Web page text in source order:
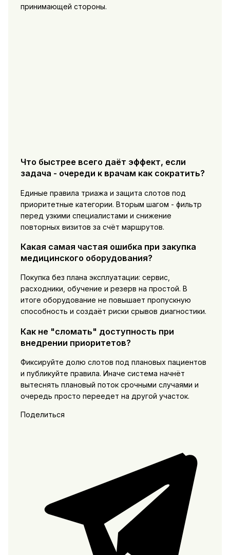
принимающей стороны.
Что быстрее всего даёт эффект, если
задача - очереди к врачам как сократить?
Единые правила триажа и защита слотов под
приоритетные категории. Вторым шагом - фильтр
перед узкими специалистами и снижение
повторных визитов за счёт маршрутов.
Какая самая частая ошибка при закупка
медицинского оборудования?
Покупка без плана эксплуатации: сервис,
расходники, обучение и резерв на простой. В
итоге оборудование не повышает пропускную
способность и создаёт риски срывов диагностики.
Как не "сломать" доступность при
внедрении приоритетов?
Фиксируйте долю слотов под плановых пациентов
и публикуйте правила. Иначе система начнёт
вытеснять плановый поток срочными случаями и
очередь просто переедет на другой участок.
Поделиться